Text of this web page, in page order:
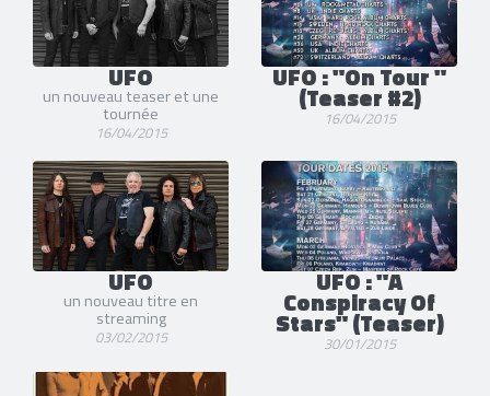
UFO
un nouveau teaser et une
tournée
16/04/2015
UFO : "On Tour "
(Teaser #2)
16/04/2015
UFO
un nouveau titre en
streaming
03/02/2015
UFO : "A
Conspiracy Of
Stars" (Teaser)
30/01/2015